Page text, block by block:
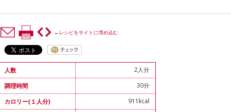
←レシピをサイトに埋め込む
人数
2人分
調理時間
30分
カロリー(１人分)
911kcal